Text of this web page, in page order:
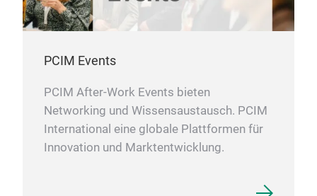
PCIM Events
PCIM After-Work Events bieten
Networking und Wissensaustausch. PCIM
International eine globale Plattformen für
Innovation und Marktentwicklung.